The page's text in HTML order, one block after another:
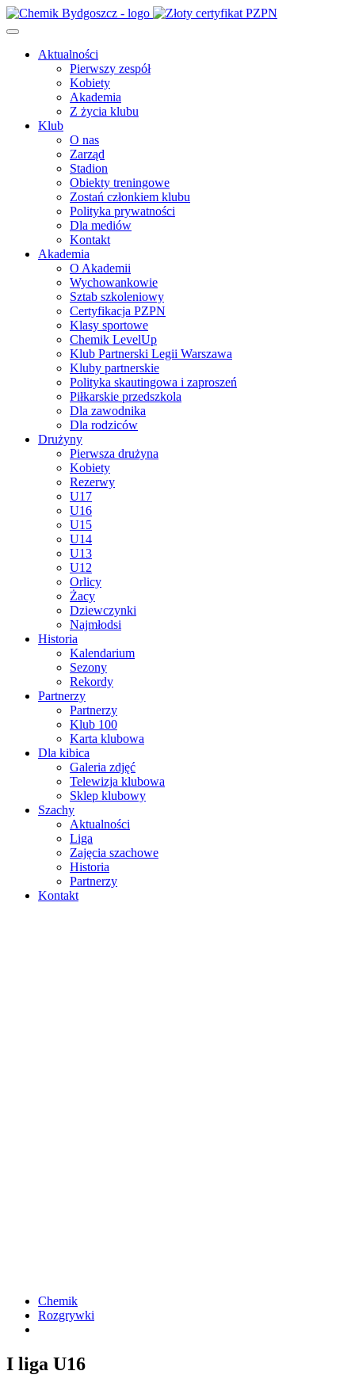
Aktualności
Pierwszy zespół
Kobiety
Akademia
Z życia klubu
Klub
O nas
Zarząd
Stadion
Obiekty treningowe
Zostań członkiem klubu
Polityka prywatności
Dla mediów
Kontakt
Akademia
O Akademii
Wychowankowie
Sztab szkoleniowy
Certyfikacja PZPN
Klasy sportowe
Chemik LevelUp
Klub Partnerski Legii Warszawa
Kluby partnerskie
Polityka skautingowa i zaproszeń
Piłkarskie przedszkola
Dla zawodnika
Dla rodziców
Drużyny
Pierwsza drużyna
Kobiety
Rezerwy
U17
U16
U15
U14
U13
U12
Orlicy
Żacy
Dziewczynki
Najmłodsi
Historia
Kalendarium
Sezony
Rekordy
Partnerzy
Partnerzy
Klub 100
Karta klubowa
Dla kibica
Galeria zdjęć
Telewizja klubowa
Sklep klubowy
Szachy
Aktualności
Liga
Zajęcia szachowe
Historia
Partnerzy
Kontakt
Chemik
Rozgrywki
I liga U16